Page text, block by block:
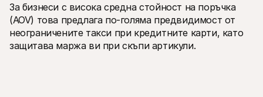
За бизнеси с висока средна стойност на поръчка
(AOV) това предлага по-голяма предвидимост от
неограничените такси при кредитните карти, като
защитава маржа ви при скъпи артикули.